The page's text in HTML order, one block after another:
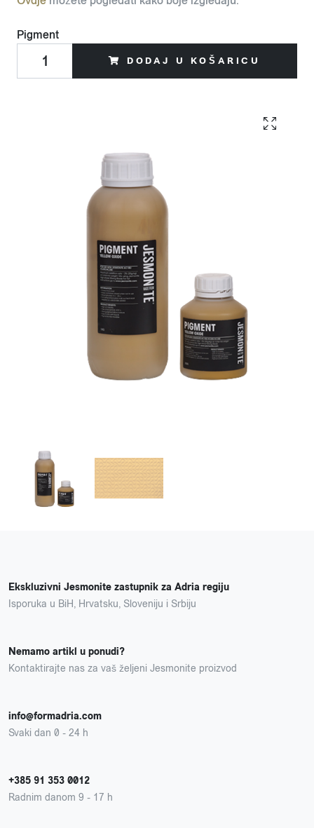
Pigment
DODAJ U KOŠARICU
Ekskluzivni Jesmonite zastupnik za Adria regiju
Isporuka u BiH, Hrvatsku, Sloveniju i Srbiju
Nemamo artikl u ponudi?
Kontaktirajte nas za vaš željeni Jesmonite proizvod
info@formadria.com
Svaki dan 0 - 24 h
+385 91 353 0012
Radnim danom 9 - 17 h